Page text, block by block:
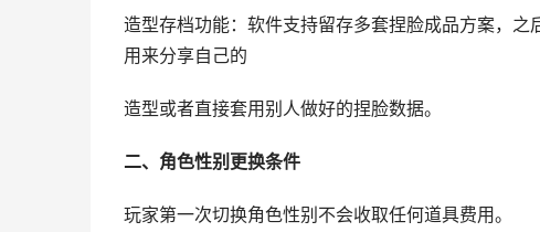
造型存档功能：软件支持留存多套捏脸成品方案，之
用来分享自己的
造型或者直接套用别人做好的捏脸数据。
二、角色性别更换条件
玩家第一次切换角色性别不会收取任何道具费用。